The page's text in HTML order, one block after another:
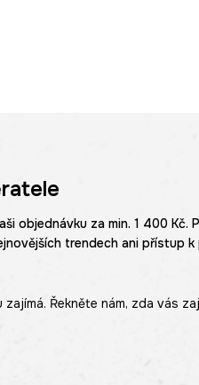
objednávku za min. 1 400 Kč.
trendech ani přístup k
Řekněte nám, zda vás